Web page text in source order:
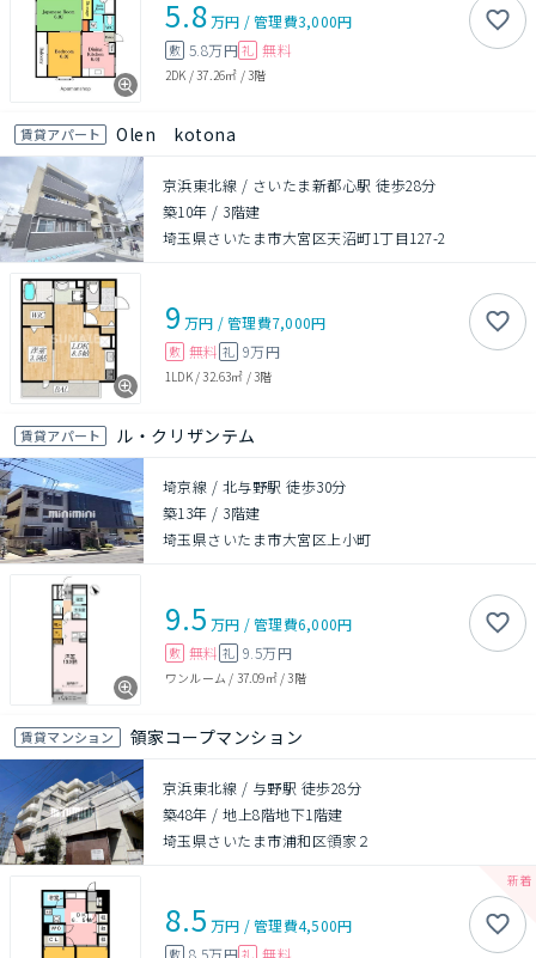
5.8万円 /管理費3,000円
敷 5.8万円 礼 無料
2DK /37.26㎡ /3階
賃貸アパート Olen kotona
京浜東北線 / さいたま新都心駅 徒歩28分
築10年 / 3階建
埼玉県さいたま市大宮区天沼町1丁目127-2
9 万円 /管理費7,000円
敷 無料 礼 9万円
1LDK/32.63㎡ /3階
賃貸アパート ル・クリザンテム
埼京線 / 北与野駅 徒歩30分
築13年 / 3階建
埼玉県さいたま市大宮区上小町
9.5 万円 /管理費6,000円
敷 無料 礼 9.5万円
ワンルーム / 37.09㎡/3階
賃貸マンション 領家コープマンション
京浜東北線 / 与野駅 徒歩28分
築48年 /地上8階地下1階建
埼玉県さいたま市浦和区領家２
8.5 万円 /管理費4,500円
敷 8.5万円 礼 無料